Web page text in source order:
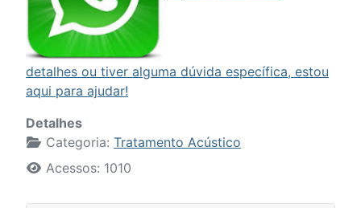
detalhes ou tiver alguma dúvida específica, estou
aqui para ajudar!
Detalhes
Categoria: Tratamento Acústico
Acessos: 1010